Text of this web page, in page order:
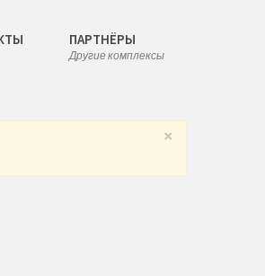
ПАРТНЁРЫ
Другие комплексы
×